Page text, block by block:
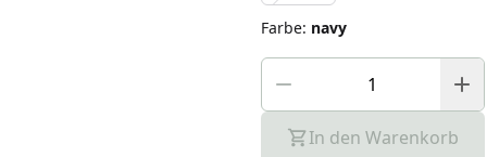
Farbe: navy
In den Warenkorb